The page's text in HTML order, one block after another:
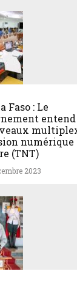
Faso : Le
numérique
(TNT)
2023